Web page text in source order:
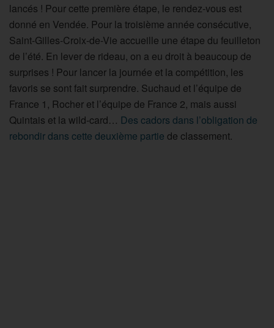
lancés ! Pour cette première étape, le rendez-vous est
donné en Vendée. Pour la troisième année consécutive,
Saint-Gilles-Croix-de-Vie accueille une étape du feuilleton
de l’été. En lever de rideau, on a eu droit à beaucoup de
surprises ! Pour lancer la journée et la compétition, les
favoris se sont fait surprendre. Suchaud et l’équipe de
France 1, Rocher et l’équipe de France 2, mais aussi
Quintais et la wild-card… Des cadors dans l’obligation de
rebondir dans cette deuxième partie de classement.